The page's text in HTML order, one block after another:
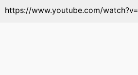
https://www.youtube.com/